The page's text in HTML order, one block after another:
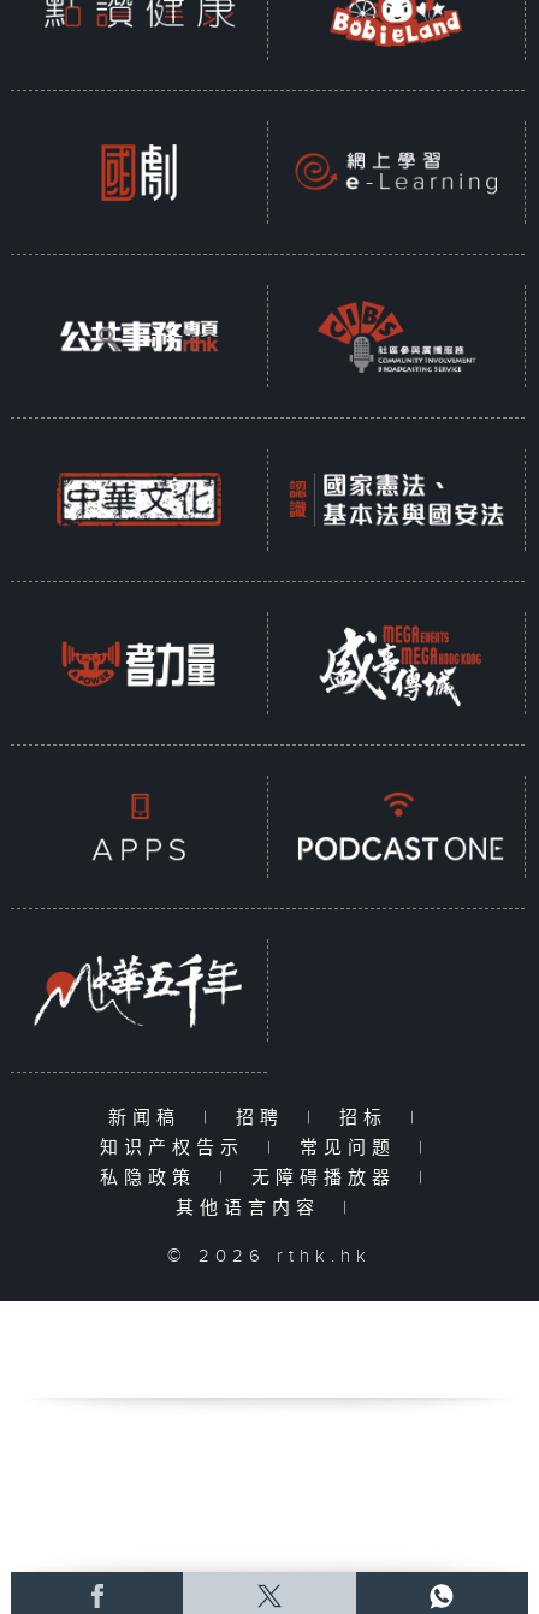
新闻稿 | 招聘 | 招标
|
知识产权告示
| 常见问题
|
私隐政策
| 无障碍播放器
|
其他语言内容
|
© 2026 rthk.hk